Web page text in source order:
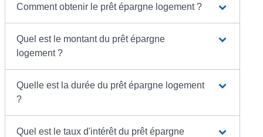
Comment obtenir le prêt épargne logement ?
Quel est le montant du prêt épargne
logement ?
Quelle est la durée du prêt épargne logement
?
Quel est le taux d'intérêt du prêt épargne